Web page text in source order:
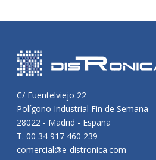
C/ Fuentelviejo 22
Polígono Industrial Fin de Semana
28022 - Madrid - España
T. 00 34 917 460 239
comercial@e-distronica.com